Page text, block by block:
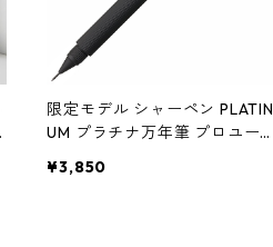
限定モデル シャーペン PLATIN
UM プラチナ万年筆 プロユー
エディション 限定色 フロスト
¥3,850